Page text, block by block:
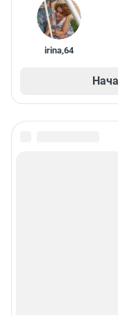
irina,64